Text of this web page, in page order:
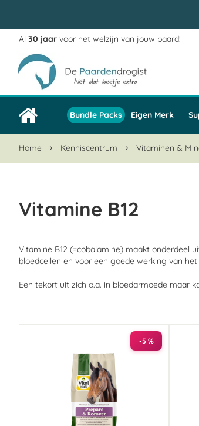
Ga
naar
de
inhoud
Al 30 jaar voor het welzijn van jouw paard!
Bundle Packs Eigen Merk
Home Kenniscentrum Vitaminen &
Vitamine B12
Vitamine B12 (=cobalamine) maakt onderdeel
bloedcellen en voor een goede werking van
Een tekort uit zich o.a. in bloedarmoede maar
-5 %